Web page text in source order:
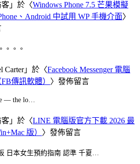
客 」於〈Windows Phone 7.5 芒果模擬
、Android 中試用 WP 手機介面〉
。。。
Carter」於〈Facebook Messenger 電腦
傳訊軟體） 〉發佈留言
— the lo…
客 」於〈LINE 電腦版官方下載 2026 最
版） 〉發佈留言
日本女生預約指南 認準 千夏…